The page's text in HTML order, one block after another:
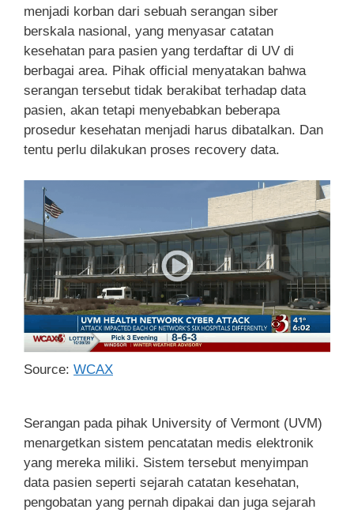
menjadi korban dari sebuah serangan siber
berskala nasional, yang menyasar catatan
kesehatan para pasien yang terdaftar di UV di
berbagai area. Pihak official menyatakan bahwa
serangan tersebut tidak berakibat terhadap data
pasien, akan tetapi menyebabkan beberapa
prosedur kesehatan menjadi harus dibatalkan. Dan
tentu perlu dilakukan proses recovery data.
Source: WCAX
Serangan pada pihak University of Vermont (UVM)
menargetkan sistem pencatatan medis elektronik
yang mereka miliki. Sistem tersebut menyimpan
data pasien seperti sejarah catatan kesehatan,
pengobatan yang pernah dipakai dan juga sejarah